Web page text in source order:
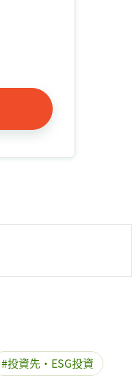
投資先・ESG投資